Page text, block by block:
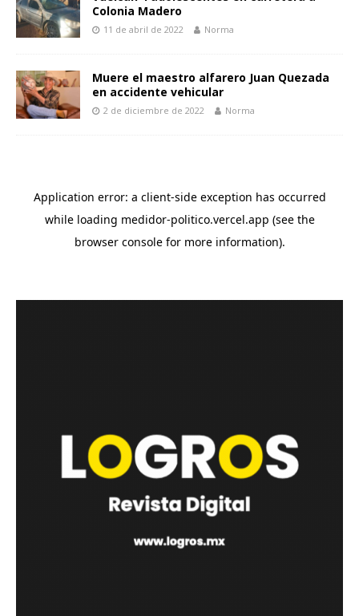
Colonia Madero
11 de abril de 2022 Norma
Muere el maestro alfarero Juan Quezada
en accidente vehicular
2 de diciembre de 2022 Norma